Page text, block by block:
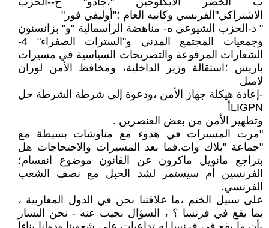
الاشتراكي"الفرنسي وكاتبه العام ؛"أوليفي فور"
" د-الحزب الشيوعي ه- مناهضة الرأسمالية "و" بزانسنون
وجمعيات المجتمع المدني و"السترات الصفراء" 4-
الشعارات المرفوعة والتصريحات السياسية في مسيرات
باريس ؛استقالة وزير الداخلية، ومخافظ الأمن لوران
لاميل
-إعادة هيكلة جهاز الأمن ،ودعوة إلى شرطة الشرطة حل
LIGPNأ
وتطهير الأمن من بعض العنصرين .
"مرت المسيرات في هدوء مع مناوشات بسيطة مع
"جماعة "بلاك وات.فما بعد المسيرات والاحتحاجات هل
بتراجع مانويل ماكرون عن القانون موضوع انقسام؛
الفرنسين أم سيستمر لشد الحبل مع نصف الشعب
الفرنسي.
على سبيل الختم ،ما علاقتنا نحن في الدول المغاربية ،
بما يقع في فرنسا ؟ ، السؤال نجيب عنه - نحن اليسار